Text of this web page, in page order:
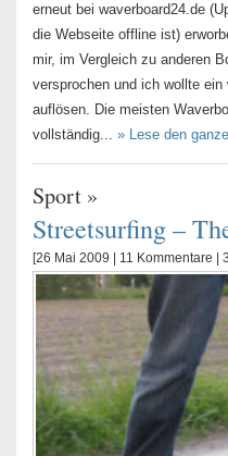
erneut bei waverboard24.de
die Webseite offline ist)
mir, im Vergleich zu anderen
versprochen und ich wollte
auflösen. Die meisten
vollständig... » Lese den
Sport »
Streetsurfing –
[26 Mai 2009 | 11 Kommentare |